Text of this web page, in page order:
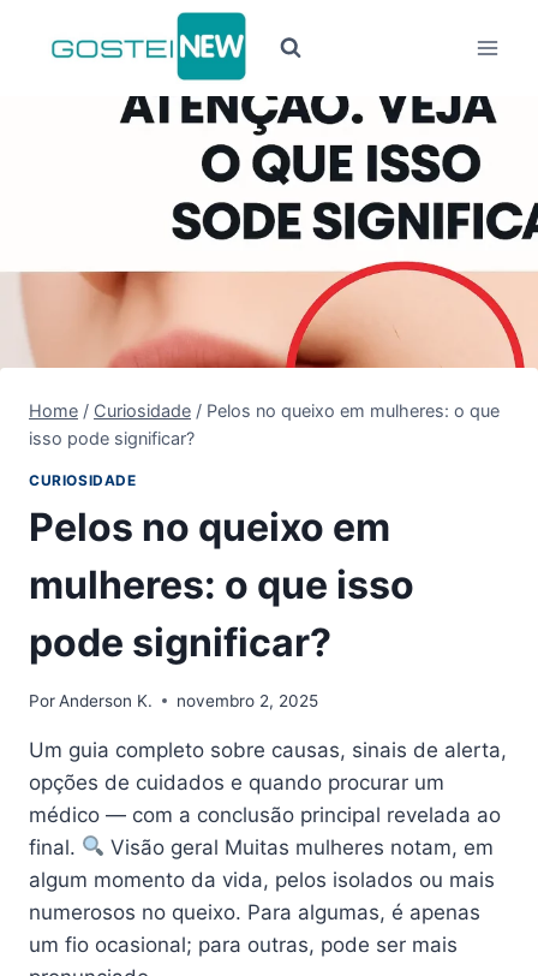
Home / Curiosidade / Pelos no queixo em mulheres: o que
isso pode significar?
CURIOSIDADE
Pelos no queixo em
mulheres: o que isso
pode significar?
PorAnderson K. novembro 2, 2025
Um guia completo sobre causas, sinais de alerta,
opções de cuidados e quando procurar um
médico — com a conclusão principal revelada ao
final.
Visão geral Muitas mulheres notam, em
algum momento da vida, pelos isolados ou mais
numerosos no queixo. Para algumas, é apenas
um fio ocasional; para outras, pode ser mais